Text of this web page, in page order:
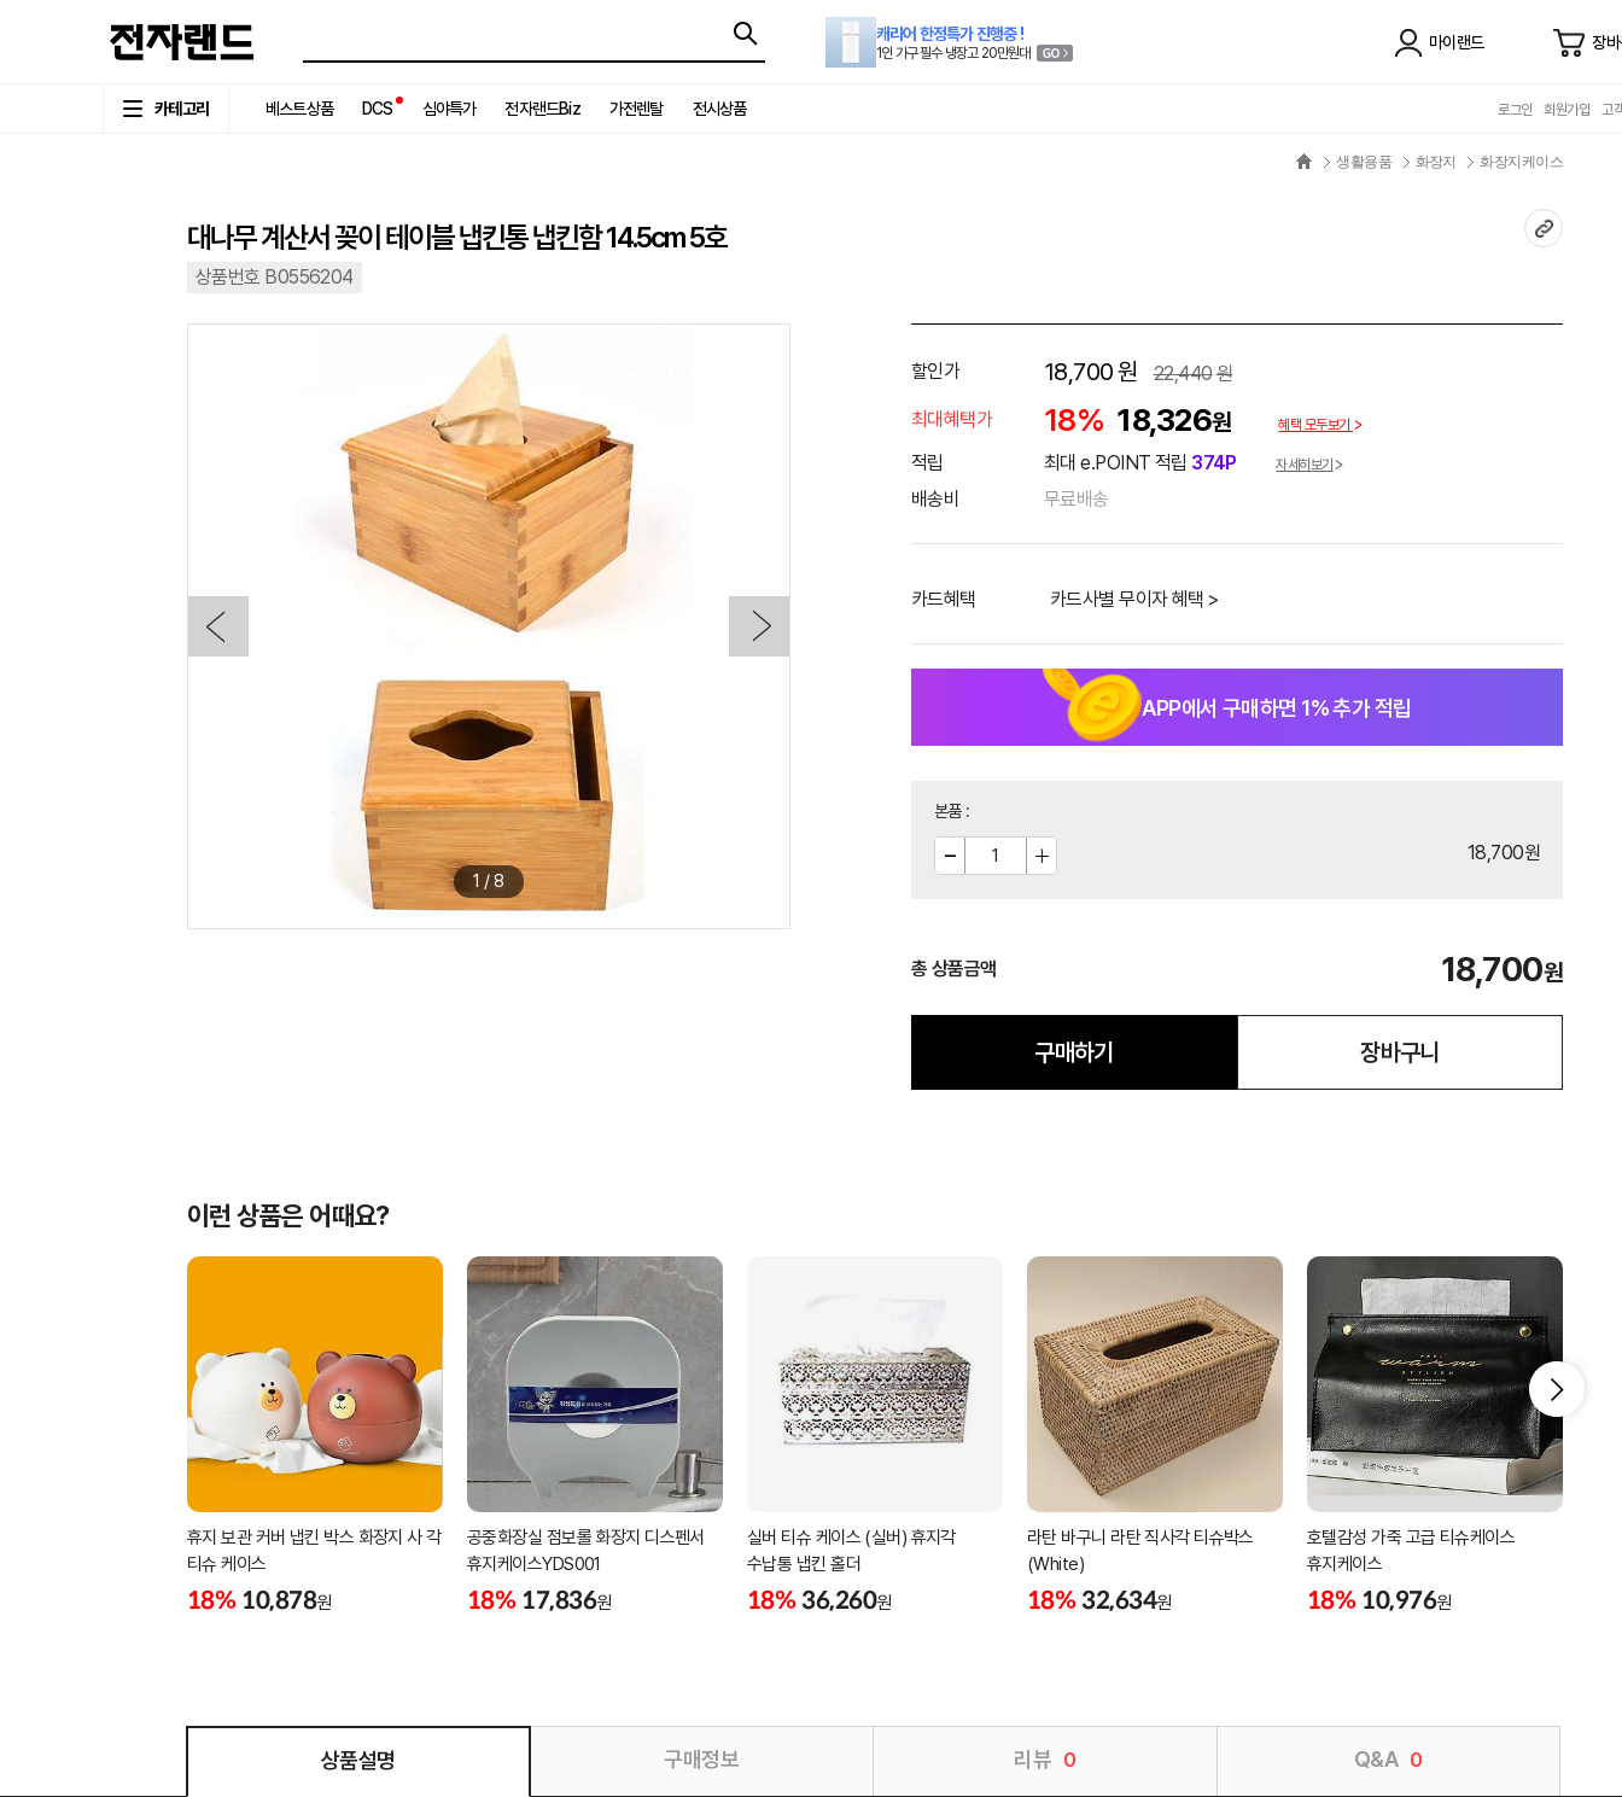
캐리어 한정특가 진행중 !
1인 가구 필수 냉장고 20만원대
마이랜드 장
카테고리 베스트상품 DCS 심야특가 전자랜드Biz 가전렌탈 전시상품 로그인 회원가입 고
생활용품 화장지 화장지케이스
대나무 계산서 꽂이 테이블 냅킨통 냅킨함 14.5cm 5호
상품번호 B0556204
1 /8
할인가 18,700원 22,440원
최대혜택가
18% 18,326원 혜택 모두보기
적립 최대 e.POINT 적립 374P 자세히보기
배송비 무료배송
카드혜택 카드사별 무이자 혜택 >
APP에서 구매하면 1% 추가 적립
본품:
18,700원
총 상품금액 18,700원
구매하기 장바구니
이런 상품은 어때요?
휴지 보관 커버 냅킨 박스 화장지 사 각
티슈 케이스
18% 10,878원
공중화장실 점보롤 화장지 디스펜서
휴지케이스YDS001
18% 17,836원
실버 티슈 케이스 (실버) 휴지각
수납통 냅킨 홀더
18% 36,260원
라탄 바구니 라탄 직사각 티슈박스
(White)
18% 32,634원
호텔감성 가죽 고급 티슈케이스
휴지케이스
18% 10,976원
상품설명 구매정보 리뷰 0 Q&A 0